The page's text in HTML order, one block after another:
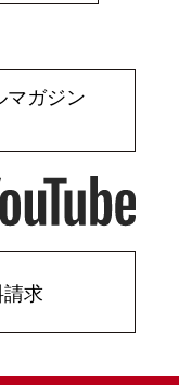
マガジン
求